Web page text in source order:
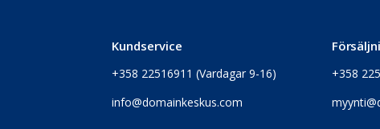
Kundservice
+358 22516911 (Vardagar 9-16)
info@domainkeskus.com
+358